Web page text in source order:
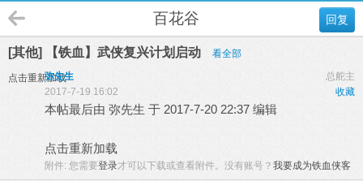
回复
百花谷
[其他] 【铁血】武侠复兴计划启动 看全部
点击重新加载 总舵主
弥先生
收藏
2017-7-19 16:02
本帖最后由 弥先生 于 2017-7-20 22:37 编辑
点击重新加载
附件: 您需要登录才可以下载或查看附件。没有账号？ 我要成为铁血侠客